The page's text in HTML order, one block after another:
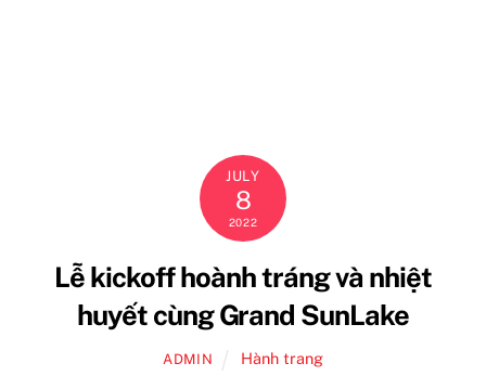
JULY
8
2022
Lễ kickoff hoành tráng và nhiệt
huyết cùng Grand SunLake
ADMIN Hành trang